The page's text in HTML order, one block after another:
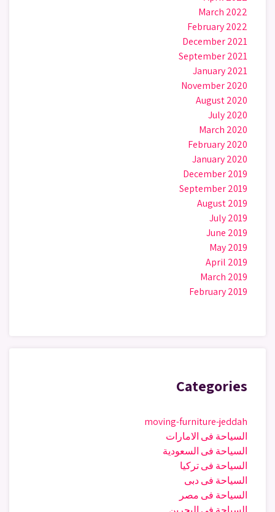
March 2022
February 2022
December 2021
September 2021
January 2021
November 2020
August 2020
July 2020
March 2020
February 2020
January 2020
December 2019
September 2019
August 2019
July 2019
June 2019
May 2019
April 2019
March 2019
February 2019
Categories
moving-furniture-jeddah
السياحة فى الامارات
السياحة فى السعودية
السياحة فى تركيا
السياحة فى دبى
السياحة فى مصر